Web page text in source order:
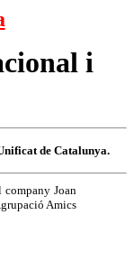
i
de Catalunya.
company Joan
Amics